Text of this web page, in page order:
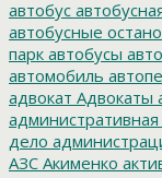
автобус
автобусные
парк автобусы
автомобиль
адвокат Адвокаты
дело
АЗС Акименко